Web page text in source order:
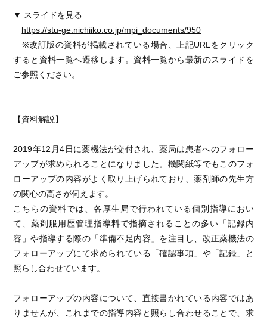
▼ スライドを見る
https://stu-ge.nichiiko.co.jp/mpi_documents/950
※改訂版の資料が掲載されている場合、上記URLをクリック
すると資料一覧へ遷移します。資料一覧から最新のスライドを
ご参照ください。
【資料解説】
2019年12月4日に薬機法が交付され、薬局は患者へのフォロー
アップが求められることになりました。機関紙等でもこのフォ
ローアップの内容がよく取り上げられており、薬剤師の先生方
の関心の高さが伺えます。
こちらの資料では、各厚生局で行われている個別指導におい
て、薬剤服用歴管理指導料で指摘されることの多い「記録内
容」や指導する際の「準備不足内容」を注目し、改正薬機法の
フォローアップにて求められている「確認事項」や「記録」と
照らし合わせています。
フォローアップの内容について、直接書かれている内容ではあ
りませんが、これまでの指導内容と照らし合わせることで、求